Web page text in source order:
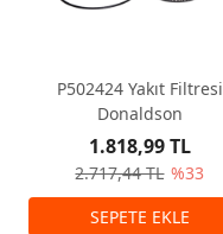
P502424 Yakıt Filtresi
Donaldson
2.717,44 TL %33
1.818,99 TL